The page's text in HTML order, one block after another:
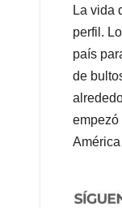
La vida
perfil.
país
de
empezó